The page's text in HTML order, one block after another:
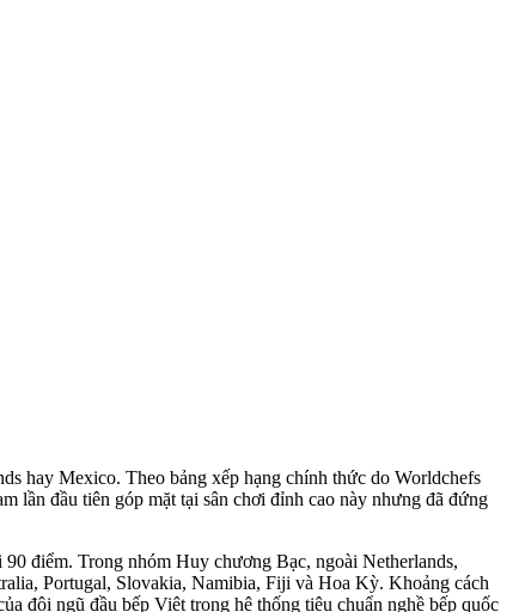
hay Mexico. Theo bảng xếp hạng chính thức do Worldchefs
lần đầu tiên góp mặt tại sân chơi đỉnh cao này nhưng đã đứng
điểm. Trong nhóm Huy chương Bạc, ngoài Netherlands,
Portugal, Slovakia, Namibia, Fiji và Hoa Kỳ. Khoảng cách
đội ngũ đầu bếp Việt trong hệ thống tiêu chuẩn nghề bếp quốc